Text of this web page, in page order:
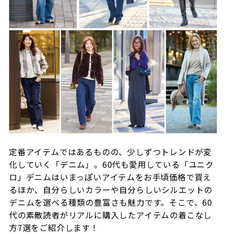
定番アイテムではあるものの、少しずつトレンドが変
化していく「デニム」。60代も愛用している「ユニク
ロ」デニムはいまっぽいアイテムをお手頃価格で買え
るほか、自分らしいカラーや自分らしいシルエットの
デニムを選べる種類の豊富さも魅力です。そこで、60
代の素敵読者がリアルに購入したアイテムの着こなし
方7選をご紹介します！